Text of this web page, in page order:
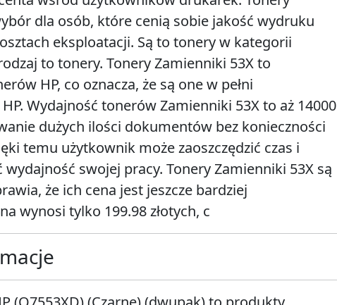
dla osób, które cenią sobie jakość wydruku
eksploatacji. Są to tonery w kategorii
to tonery. Tonery Zamienniki 53X to
HP, co oznacza, że są one w pełni
Wydajność tonerów Zamienniki 53X to aż 14000
dużych ilości dokumentów bez konieczności
temu użytkownik może zaoszczędzić czas i
wydajność swojej pracy. Tonery Zamienniki 53X są
że ich cena jest jeszcze bardziej
wynosi tylko 199.98 złotych, c